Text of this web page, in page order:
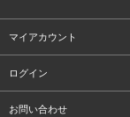
マイアカウント
ログイン
お問い合わせ